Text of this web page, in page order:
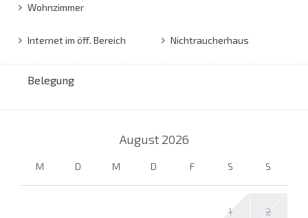
Wohnzimmer
Internet im öff. Bereich Nichtraucherhaus
Belegung
August 2026
M D M D F S S
1 2